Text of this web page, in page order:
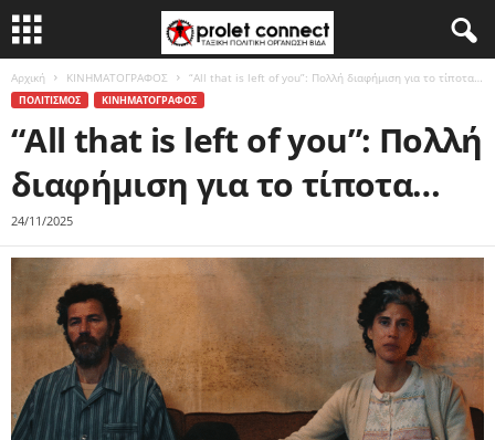
Αρχική ΚΙΝΗΜΑΤΟΓΡΑΦΟΣ “All that is left of you”: Πολλή διαφήμιση για το τίποτα…
ΠΟΛΙΤΙΣΜΟΣ ΚΙΝΗΜΑΤΟΓΡΑΦΟΣ
“All that is left of you”: Πολλή
διαφήμιση για το τίποτα…
24/11/2025